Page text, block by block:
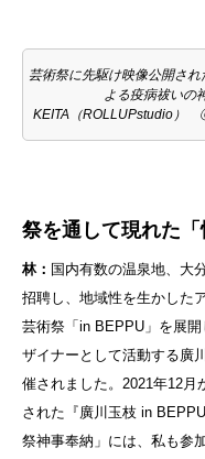
芸術祭に先駆け映像公開さ
よる疫病祓い
KEITA（ROLLUPstudio）
祭を通して現れた「
林： 国内有数の温泉地、大
招聘し、地域性を生かした
芸術祭「in BEPPU」を展
ザイナーとして活動する廣
催されました。2021年12月
された『廣川玉枝 in
祭神事奉納」には、私も参